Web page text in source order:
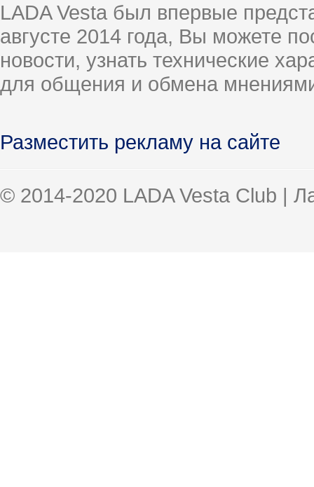
LADA Vesta был впервые
августе 2014 года, Вы можете
новости, узнать технические
для общения и обмена
Разместить рекламу на сайте
© 2014-2020 LADA Vesta Club |